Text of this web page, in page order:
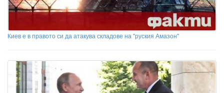
Киев е в правото си да атакува складове на "руския Амазон"